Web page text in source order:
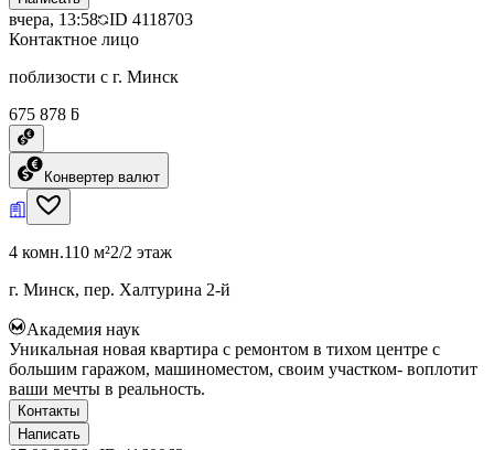
вчера, 13:58 ID 4118703
Контактное лицо
поблизости с г. Минск
675 878 ƃ
Конвертер валют
4 комн.110 м²2/2 этаж
г. Минск, пер. Халтурина 2-й
Академия наук
Уникальная новая квартира с ремонтом в тихом центре с
большим гаражом, машиноместом, своим участком- воплотит
ваши мечты в реальность.
Контакты
Написать